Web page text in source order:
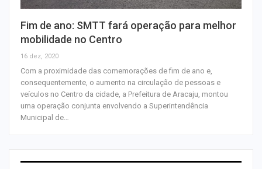
Fim de ano: SMTT fará operação para melhor
mobilidade no Centro
16 dez, 2020
Com a proximidade das comemorações de fim de ano e,
consequentemente, o aumento na circulação de pessoas e
veículos no Centro da cidade, a Prefeitura de Aracaju, montou
uma operação conjunta envolvendo a Superintendência
Municipal de…